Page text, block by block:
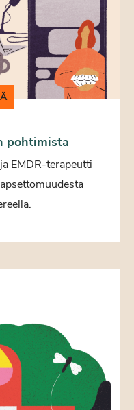
pohtimista
EMDR-terapeutti